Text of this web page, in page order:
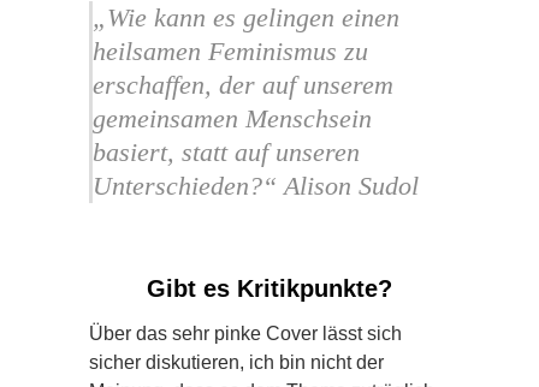
„Wie kann es gelingen einen
heilsamen Feminismus zu
erschaffen, der auf unserem
gemeinsamen Menschsein
basiert, statt auf unseren
Unterschieden?“ Alison Sudol
Gibt es Kritikpunkte?
Über das sehr pinke Cover lässt sich
sicher diskutieren, ich bin nicht der